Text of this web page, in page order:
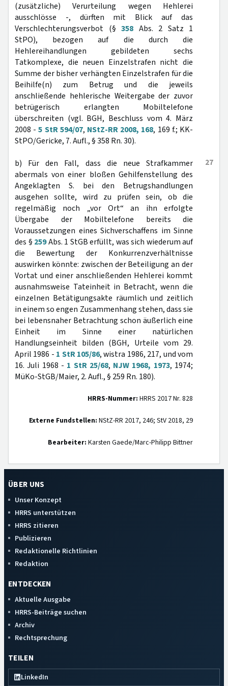
(zusätzliche) Verurteilung wegen Hehlerei
ausschlösse -, dürften mit Blick auf das
Verschlechterungsverbot (§ 358 Abs. 2 Satz 1
StPO), bezogen auf die durch die
Hehlereihandlungen gebildeten sechs
Tatkomplexe, die neuen Einzelstrafen nicht die
Summe der bisher verhängten Einzelstrafen für die
Beihilfe(n) zum Betrug und die jeweils
anschließende hehlerische Weitergabe der zuvor
betrügerisch erlangten Mobiltelefone
überschreiten (vgl. BGH, Beschluss vom 4. März
2008 -5 StR 594/07, NStZ-RR 2008, 168, 169 f.; KK-
StPO/Gericke, 7. Aufl., § 358 Rn. 30).
27
b) Für den Fall, dass die neue Strafkammer
abermals von einer bloßen Gehilfenstellung des
Angeklagten S. bei den Betrugshandlungen
ausgehen sollte, wird zu prüfen sein, ob die
regelmäßig noch „vor Ort“ an ihn erfolgte
Übergabe der Mobiltelefone bereits die
Voraussetzungen eines Sichverschaffens im Sinne
des § 259Abs. 1 StGB erfüllt, was sich wiederum auf
die Bewertung der Konkurrenzverhältnisse
auswirken könnte: zwischen der Beteiligung an der
Vortat und einer anschließenden Hehlerei kommt
ausnahmsweise Tateinheit in Betracht, wenn die
einzelnen Betätigungsakte räumlich und zeitlich
in einem so engen Zusammenhang stehen, dass sie
bei lebensnaher Betrachtung schon äußerlich eine
Einheit im Sinne einer natürlichen
Handlungseinheit bilden (BGH, Urteile vom 29.
April 1986 - 1 StR 105/86, wistra 1986, 217, und vom
16. Juli 1968 - 1 StR 25/68, NJW 1968, 1973, 1974;
MüKo-StGB/Maier, 2. Aufl., § 259 Rn. 180).
HRRS-Nummer: HRRS 2017 Nr. 828
Externe Fundstellen: NStZ-RR 2017, 246; StV 2018, 29
Bearbeiter: Karsten Gaede/Marc-Philipp Bittner
ÜBER UNS
Unser Konzept
HRRS unterstützen
HRRS zitieren
Publizieren
Redaktionelle Richtlinien
Redaktion
ENTDECKEN
Aktuelle Ausgabe
HRRS-Beiträge suchen
Archiv
Rechtsprechung
TEILEN
LinkedIn